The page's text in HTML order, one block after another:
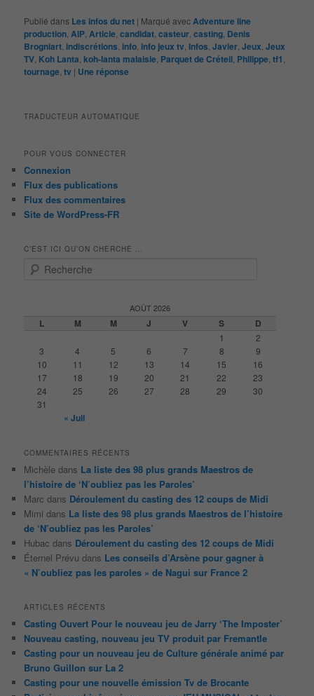
Publié dans Les infos du net | Marqué avecAdventure line
production AlP Article ,candidat ,casteur ,casting Denis
Brogniart indiscrétions info info jeux tv Infos ,Javier ,Jeux ,Jeux
TV Koh Lanta ,koh-lanta malaisie Parquet de Créteil Philippe ,tf1
tournage ,tv | Une réponse
TRADUCTEUR AUTOMATIQUE
POUR VOUS CONNECTER
Connexion
Flux des publications
Flux des commentaires
Site de WordPress-FR
C’EST ICI QU’ON CHERCHE …
AOÛT 2026
L M M J V S D
1
2
3
4 5 6 7 8
9
10
11 12 13 14 15
16
17
18 19 20 21 22
23
24
25 26 27 28 29
30
31
« Juil
COMMENTAIRES RÉCENTS
Michèle dans La liste des 98 plus grands Maestros de
l’histoire de ‘N’oubliez pas les Paroles’
Marc dans Déroulement du casting des 12 coups de Midi
Mimi dans La liste des 98 plus grands Maestros de l’histoire
de ‘N’oubliez pas les Paroles’
Hubac dans Déroulement du casting des 12 coups de Midi
Éternel Prévu dans Les conseils d’Arsène pour gagner à
« N’oubliez pas les paroles » de Nagui sur France 2
ARTICLES RÉCENTS
Casting Ouvert Pour le nouveau jeu de Jarry ‘The Imposter’
Nouveau casting, nouveau jeu TV produit par Fremantle
Casting pour un nouveau jeu de Culture générale animé par
Bruno Guillon sur La 2
Casting pour une nouvelle émission Tv de Brocante